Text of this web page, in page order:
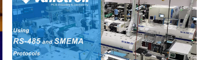
συνεργάτη μας, Tech Gear Kft, στην Ευρώπη. Αυτό το
ορόσημο αντανακλά τη δέσμευσή μας για την προώθηση
της αυτοματοποίησης στο ηλεκτρόνιο.